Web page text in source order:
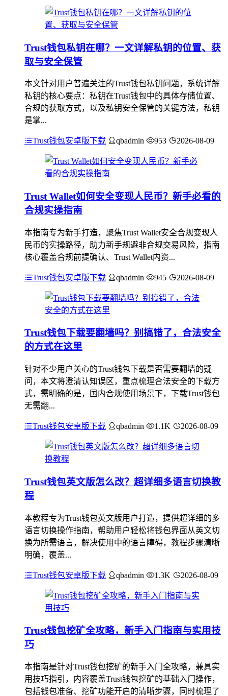
Trust钱包私钥在哪？一文详解私钥的位置、获
取与安全保管
本文针对用户普遍关注的Trust钱包私钥问题，系统详解
私钥的核心要点：私钥在Trust钱包中的具体存储位置、
合规的获取方式，以及私钥安全保管的关键方法，私钥
是掌...
Trust钱包安卓版下载 qbadmin 953 2026-08-09
Trust Wallet如何安全变现人民币？新手必看的
合规实操指南
本指南专为新手打造，聚焦Trust Wallet安全合规变现人
民币的实操路径，助力新手规避非合规交易风险，指南
核心覆盖合规前提确认、Trust Wallet内资...
Trust钱包安卓版下载 qbadmin 945 2026-08-09
Trust钱包下载要翻墙吗？别搞错了，合法安全
的方式在这里
针对不少用户关心的Trust钱包下载是否需要翻墙的疑
问，本文将澄清认知误区，重点梳理合法安全的下载方
式，需明确的是，国内合规使用场景下，下载Trust钱包
无需翻...
Trust钱包安卓版下载 qbadmin 1.1K 2026-08-09
Trust钱包英文版怎么改？超详细多语言切换教
程
本教程专为Trust钱包英文版用户打造，提供超详细的多
语言切换操作指南，帮助用户轻松将钱包界面从英文切
换为所需语言，解决使用中的语言障碍，教程步骤清晰
明确，覆盖...
Trust钱包安卓版下载 qbadmin 1.3K 2026-08-09
Trust钱包挖矿全攻略，新手入门指南与实用技
巧
本指南是针对Trust钱包挖矿的新手入门全攻略，兼具实
用技巧指引，内容覆盖Trust钱包挖矿的基础入门操作，
包括钱包准备、挖矿功能开启的清晰步骤，同时梳理了